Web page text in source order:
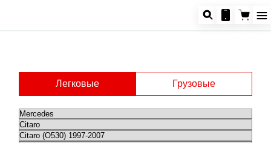
Легковые Грузовые